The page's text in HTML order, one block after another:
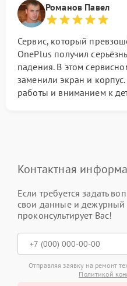
Романов Павел
Сервис, который
OnePlus получил
падения. В этом
заменили экран и
работы и вниманием к
Контактная
Если требуется задать
свои данные и дежурный
проконсультирует Вас!
Отправляя заявку на ремонт
Политикой